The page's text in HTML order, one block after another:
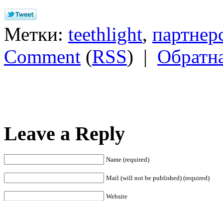
Метки: teethlight,
Comment (RSS) |
Leave a Reply
Name (required)
Mail (will not be published) (required)
Website